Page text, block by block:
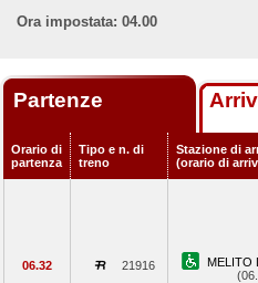
Ora impostata: 04.00
Partenze
Orario di
partenza
Tipo e n. di
treno
Stazione di
(orario di
06.32 21916
MELITO